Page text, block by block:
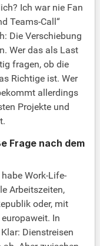
Ich war nie Fan
Teams-Call“
Die Verschiebung
Wer das als Last
fragen, ob die
Richtige ist. Wer
allerdings
Projekte und
Frage nach dem
Work-Life-
Arbeitszeiten,
oder, mit
In
Dienstreisen